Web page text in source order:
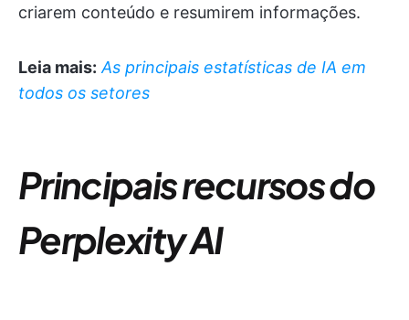
criarem conteúdo e resumirem informações.
Leia mais: As principais estatísticas de IA em
todos os setores
Principais recursos do
Perplexity AI